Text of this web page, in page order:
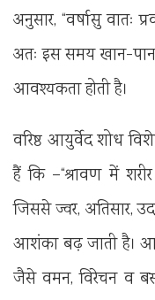
अनुसार, “वर्षासु वातः
अतः इस समय खान-
आवश्यकता होती है।
‎वरिष्ठ आयुर्वेद शोध
हैं कि –“श्रावण में
जिससे ज्वर, अतिसार,
आशंका बढ़ जाती है।
जैसे वमन, विरेचन व